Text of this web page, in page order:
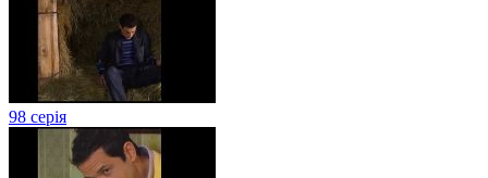
98 серія